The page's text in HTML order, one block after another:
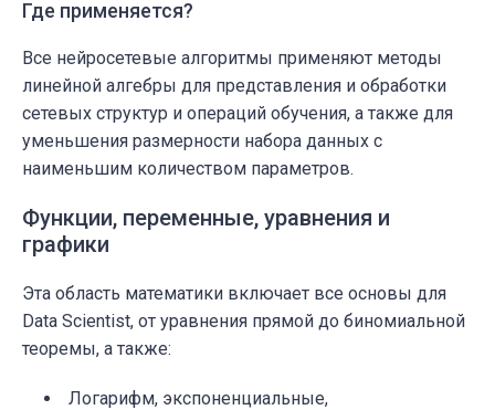
Где применяется?
Все нейросетевые алгоритмы применяют методы
линейной алгебры для представления и обработки
сетевых структур и операций обучения, а также для
уменьшения размерности набора данных с
наименьшим количеством параметров.
Функции, переменные, уравнения и
графики
Эта область математики включает все основы для
Data Scientist, от уравнения прямой до биномиальной
теоремы, а также:
Логарифм, экспоненциальные,